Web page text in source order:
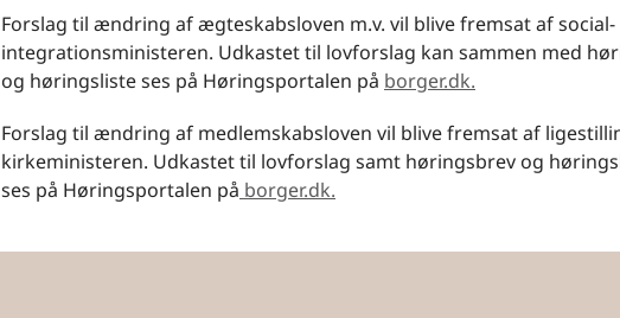
Forslag til ændring af ægteskabsloven m.v. vil blive fremsat af social-
integrationsministeren. Udkastet til lovforslag kan sammen med
og høringsliste ses på Høringsportalen på borger.dk.
Forslag til ændring af medlemskabsloven vil blive fremsat af
kirkeministeren. Udkastet til lovforslag samt høringsbrev og
ses på Høringsportalen på borger.dk.